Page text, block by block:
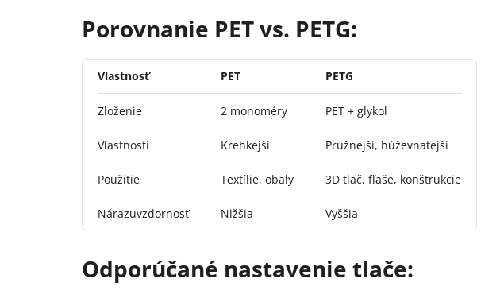
Porovnanie PET vs. PETG:
Vlastnosť PET PETG
Zloženie 2 monoméry PET + glykol
Vlastnosti Krehkejší Pružnejší, húževnatejší
Použitie Textílie, obaly 3D tlač, fľaše, konštrukcie
Nárazuvzdornosť Nižšia Vyššia
Odporúčané nastavenie tlače: